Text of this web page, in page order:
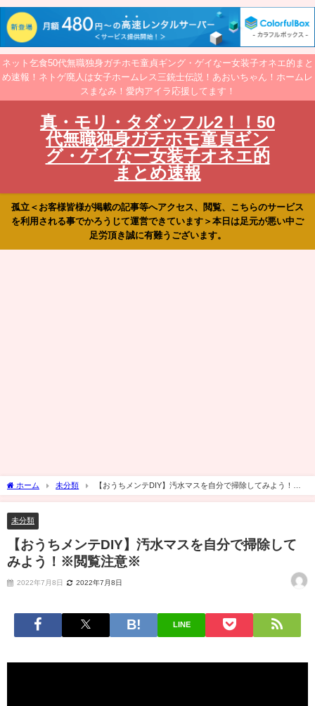
ネット乞食50代無職独身ガチホモ童貞ギング・ゲイなー女装子オネエ的まと
め速報！ネトゲ廃人は女子ホームレス三銃士伝説！あおいちゃん！ホームレ
スまなみ！愛内アイラ応援してます！
真・モリ・タダッフル2！！50
代無職独身ガチホモ童貞ギン
グ・ゲイなー女装子オネエ的
まとめ速報
孤立＜お客様皆様が掲載の記事等へアクセス、閲覧、こちらのサービス
を利用される事でかろうじて運営できています＞本日は足元が悪い中ご
足労頂き誠に有難うございます。
ホーム 未分類
【おうちメンテDIY】汚水マスを自分で掃除してみよう！※
閲覧注意※
未分類
【おうちメンテDIY】汚水マスを自分で掃除して
みよう！※閲覧注意※
2022年7月8日 2022年7月8日
LINE